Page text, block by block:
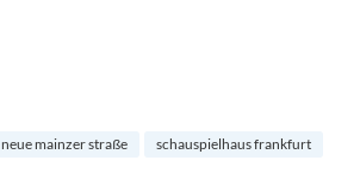
neue mainzer straße
schauspielhaus frankfurt